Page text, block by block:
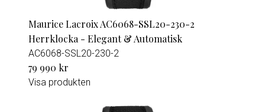
Maurice Lacroix AC6068-SSL20-230-2
Herrklocka - Elegant & Automatisk
AC6068-SSL20-230-2
79 990 kr
Visa produkten